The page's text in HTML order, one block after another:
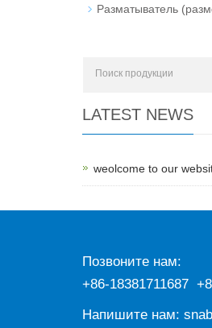
Разматыватель
LATEST NEWS
weolcome to our
Позвоните нам:
+86-18381711687
Напишите нам: